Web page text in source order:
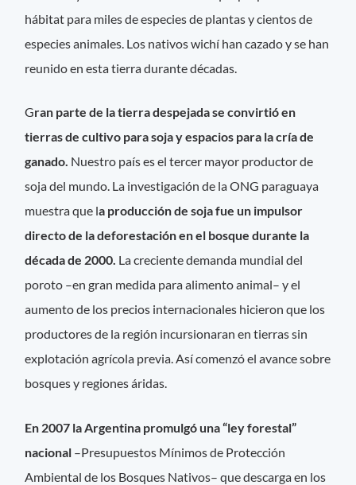
hábitat para miles de especies de plantas y cientos de
especies animales. Los nativos wichí han cazado y se han
reunido en esta tierra durante décadas.
Gran parte de la tierra despejada se convirtió en
tierras de cultivo para soja y espacios para la cría de
ganado. Nuestro país es el tercer mayor productor de
soja del mundo. La investigación de la ONG paraguaya
muestra que la producción de soja fue un impulsor
directo de la deforestación en el bosque durante la
década de 2000. La creciente demanda mundial del
poroto –en gran medida para alimento animal– y el
aumento de los precios internacionales hicieron que los
productores de la región incursionaran en tierras sin
explotación agrícola previa. Así comenzó el avance sobre
bosques y regiones áridas.
En 2007 la Argentina promulgó una “ley forestal”
nacional –Presupuestos Mínimos de Protección
Ambiental de los Bosques Nativos– que descarga en los